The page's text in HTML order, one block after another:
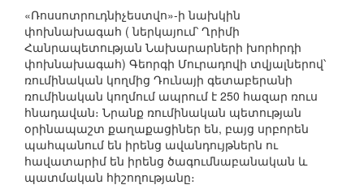
«Ռոսսոտրուդնիչեստվո»-ի նախկին
փոխնախագահ ( ներկայում՝ Ղրիմի
Հանրապետության Նախարարների խորհրդի
փոխնախագահ) Գեորգի Մուրադովի տվյալներով՝
ռումինական կողմից Դունայի գետաբերանի
ռումինական կողմում ապրում է 250 հազար ռուս
հնադավան։ Նրանք ռումինական պետության
օրինապաշտ քաղաքացիներ են, բայց սրբորեն
պահպանում են իրենց ավանդույթներն ու
հավատարիմ են իրենց ծագումնաբանական և
պատմական հիշողությանը։